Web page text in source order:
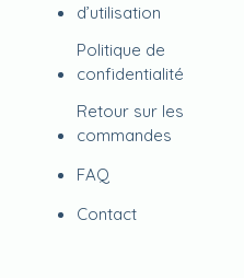
d’utilisation
Politique de
confidentialité
Retour sur les
commandes
FAQ
Contact